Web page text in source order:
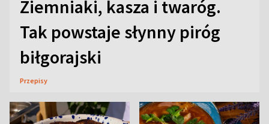
Ziemniaki, kasza i twaróg.
Tak powstaje słynny piróg
biłgorajski
Przepisy